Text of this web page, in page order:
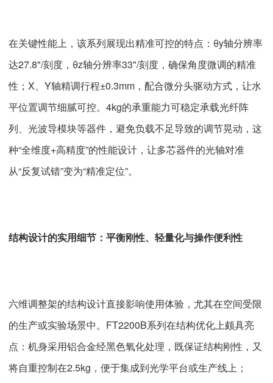
在关键性能上，该系列展现出精准可控的特点：θy轴分辨率
达27.8"/刻度，θz轴分辨率33"/刻度，确保角度微调的精准
性；X、Y轴精调行程±0.3mm，配合微分头驱动方式，让水
平位置调节细腻可控。4kg的承重能力可稳定承载光纤阵
列、光波导模块等器件，避免负载不足导致的调节晃动，这
种“全维度+高精度”的性能设计，让多芯器件的光轴对准
从“反复试错”变为“精准定位”。
结构设计的实用细节：平衡刚性、轻量化与操作便利性
六维调整架的结构设计直接影响使用体验，尤其在空间受限
的生产或实验场景中。FT2200B系列在结构优化上颇具亮
点：机身采用铝合金经黑色氧化处理，既保证结构刚性，又
将自重控制在2.5kg，便于集成到光学平台或生产线上；